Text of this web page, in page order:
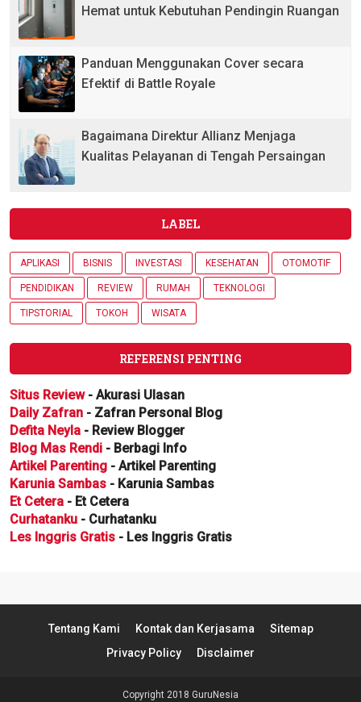
Hemat untuk Kebutuhan Pendingin Ruangan
Panduan Menggunakan Cover secara
Efektif di Battle Royale
Bagaimana Direktur Allianz Menjaga
Kualitas Pelayanan di Tengah Persaingan
LABEL
APLIKASI BISNIS INVESTASI KESEHATAN OTOMOTIF
PENDIDIKAN REVIEW RUMAH TEKNOLOGI
TIPSTORIAL TOKOH WISATA
REFERENSI PENTING
Situs Review- Akurasi Ulasan
Daily Zafran - Zafran Personal Blog
Defita Neyla - Review Blogger
Blog Mas Rendi - Berbagi Info
Artikel Parenting - Artikel Parenting
Karunia Sambas - Karunia Sambas
Et Cetera - Et Cetera
Curhatanku - Curhatanku
Les Inggris Gratis - Les Inggris Gratis
Tentang Kami Kontak dan Kerjasama
Sitemap
Privacy Policy
Disclaimer
Copyright 2018 GuruNesia